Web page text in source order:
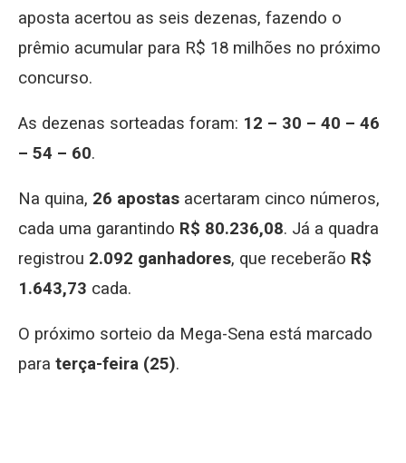
aposta acertou as seis dezenas, fazendo o
prêmio acumular para R$ 18 milhões no próximo
concurso.
As dezenas sorteadas foram: 12 – 30 – 40 – 46
– 54 – 60.
Na quina, 26 apostas acertaram cinco números,
cada uma garantindo R$ 80.236,08. Já a quadra
registrou 2.092 ganhadores, que receberão R$
1.643,73 cada.
O próximo sorteio da Mega-Sena está marcado
para terça-feira (25).